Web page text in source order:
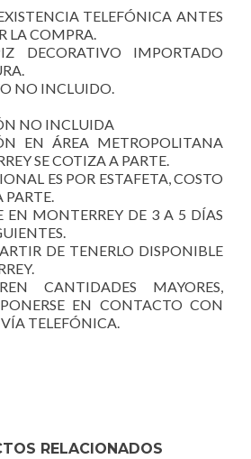
TELEFÓNICA ANTES
LA COMPRA.
DECORATIVO IMPORTADO
NO INCLUIDO.
NO INCLUIDA
EN ÁREA METROPOLITANA
SE COTIZA A PARTE.
ES POR ESTAFETA, COSTO
PARTE.
EN MONTERREY DE 3 A 5 DÍAS
DE TENERLO DISPONIBLE
CANTIDADES MAYORES,
EN CONTACTO CON
TELEFÓNICA.
RELACIONADOS